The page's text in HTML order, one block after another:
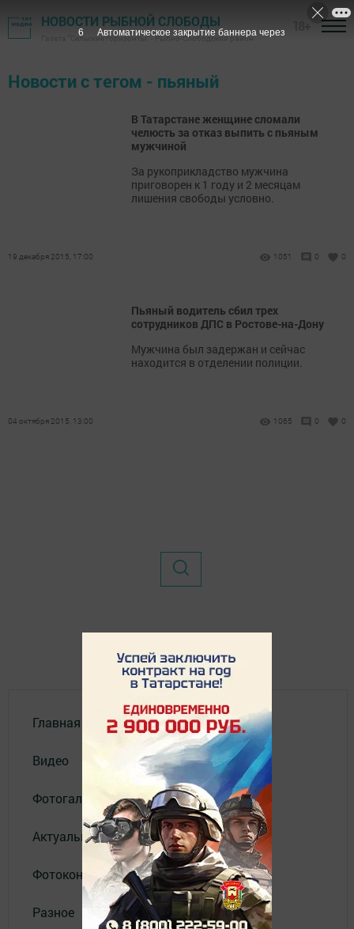
НОВОСТИ РЫБНОЙ СЛОБОДЫ
Газета "Сельские горизонты" - Рыбно-Слободский район
Новости с тегом - пьяный
В Татарстане женщине сломали
челюсть за отказ выпить с пьяным
мужчиной
За рукоприкладство мужчина
приговорен к 1 году и 2 месяцам
лишения свободы условно.
19 декабря 2015, 17:00 1051 0 0
Пьяный водитель сбил трех
сотрудников ДПС в Ростове-на-Дону
Мужчина был задержан и сейчас
находится в отделении полиции.
04 октября 2015, 13:00 1065 0 0
Главная
Видео
Фотогалереи
Актуальное видео
Фотоконкурс
Разное
6 Автоматическое закрытие баннера через